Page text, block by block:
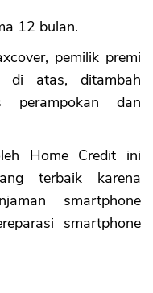
12 bulan.
pemilik premi
di atas, ditambah
perampokan dan
Home Credit ini
terbaik karena
smartphone
smartphone